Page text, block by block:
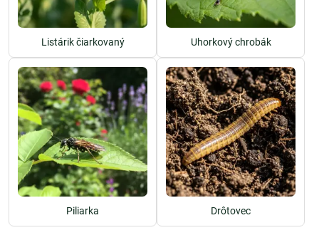
Listárik čiarkovaný Uhorkový chrobák
Piliarka Drôtovec